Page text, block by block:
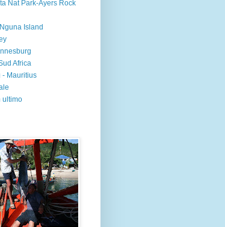
Nat Park-Ayers Rock
Island
Africa
- Mauritius
ultimo